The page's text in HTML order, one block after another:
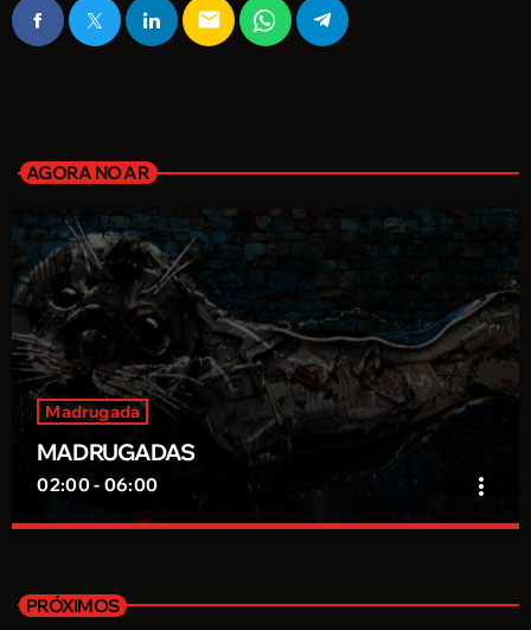
email
AGORA NO AR
Madrugada
MADRUGADAS
02:00 - 06:00 more_vert
PRÓXIMOS